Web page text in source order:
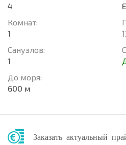
4
Комнат:
1
Санузлов:
1
До моря:
600 м
Заказать актуальный